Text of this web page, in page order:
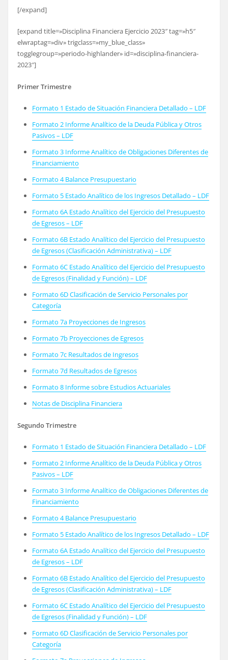
[/expand]
[expand title=»Disciplina Financiera Ejercicio 2023″ tag=»h5″
elwraptag=»div» trigclass=»my_blue_class»
togglegroup=»periodo-highlander» id=»disciplina-financiera-
2023″]
Primer Trimestre
Formato 1 Estado de Situación Financiera Detallado – LDF
Formato 2 Informe Analítico de la Deuda Pública y Otros
Pasivos – LDF
Formato 3 Informe Analítico de Obligaciones Diferentes de
Financiamiento
Formato 4 Balance Presupuestario
Formato 5 Estado Analítico de los Ingresos Detallado – LDF
Formato 6A Estado Analítico del Ejercicio del Presupuesto
de Egresos – LDF
Formato 6B Estado Analítico del Ejercicio del Presupuesto
de Egresos (Clasificación Administrativa) – LDF
Formato 6C Estado Analítico del Ejercicio del Presupuesto
de Egresos (Finalidad y Función) – LDF
Formato 6D Clasificación de Servicio Personales por
Categoría
Formato 7a Proyecciones de Ingresos
Formato 7b Proyecciones de Egresos
Formato 7c Resultados de Ingresos
Formato 7d Resultados de Egresos
Formato 8 Informe sobre Estudios Actuariales
Notas de Disciplina Financiera
Segundo Trimestre
Formato 1 Estado de Situación Financiera Detallado – LDF
Formato 2 Informe Analítico de la Deuda Pública y Otros
Pasivos – LDF
Formato 3 Informe Analítico de Obligaciones Diferentes de
Financiamiento
Formato 4 Balance Presupuestario
Formato 5 Estado Analítico de los Ingresos Detallado – LDF
Formato 6A Estado Analítico del Ejercicio del Presupuesto
de Egresos – LDF
Formato 6B Estado Analítico del Ejercicio del Presupuesto
de Egresos (Clasificación Administrativa) – LDF
Formato 6C Estado Analítico del Ejercicio del Presupuesto
de Egresos (Finalidad y Función) – LDF
Formato 6D Clasificación de Servicio Personales por
Categoría